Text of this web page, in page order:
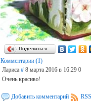
Поделиться…
Комментарии (1)
Лариса# 8 марта 2016 в 16:29 0
Очень красиво!
Добавить комментарий